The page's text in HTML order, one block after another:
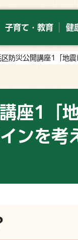
子育て・教育 健
防災公開講座1「地
座1「
ンを考